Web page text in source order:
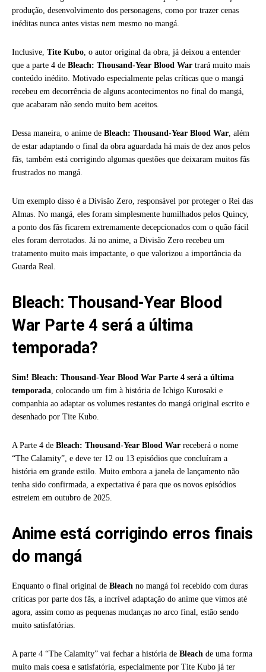
produção, desenvolvimento dos personagens, como por trazer cenas
inéditas nunca antes vistas nem mesmo no mangá.
Inclusive, Tite Kubo, o autor original da obra, já deixou a entender
que a parte 4 de Bleach: Thousand-Year Blood War trará muito mais
conteúdo inédito. Motivado especialmente pelas críticas que o mangá
recebeu em decorrência de alguns acontecimentos no final do mangá,
que acabaram não sendo muito bem aceitos.
Dessa maneira, o anime de Bleach: Thousand-Year Blood War, além
de estar adaptando o final da obra aguardada há mais de dez anos pelos
fãs, também está corrigindo algumas questões que deixaram muitos fãs
frustrados no mangá.
Um exemplo disso é a Divisão Zero, responsável por proteger o Rei das
Almas. No mangá, eles foram simplesmente humilhados pelos Quincy,
a ponto dos fãs ficarem extremamente decepcionados com o quão fácil
eles foram derrotados. Já no anime, a Divisão Zero recebeu um
tratamento muito mais impactante, o que valorizou a importância da
Guarda Real.
Bleach: Thousand-Year Blood
War Parte 4 será a última
temporada?
Sim! Bleach: Thousand-Year Blood War Parte 4 será a última
temporada, colocando um fim à história de Ichigo Kurosaki e
companhia ao adaptar os volumes restantes do mangá original escrito e
desenhado por Tite Kubo.
A Parte 4 de Bleach: Thousand-Year Blood War receberá o nome
“The Calamity”, e deve ter 12 ou 13 episódios que concluíram a
história em grande estilo. Muito embora a janela de lançamento não
tenha sido confirmada, a expectativa é para que os novos episódios
estreiem em outubro de 2025.
Anime está corrigindo erros finais
do mangá
Enquanto o final original de Bleach no mangá foi recebido com duras
críticas por parte dos fãs, a incrível adaptação do anime que vimos até
agora, assim como as pequenas mudanças no arco final, estão sendo
muito satisfatórias.
A parte 4 “The Calamity” vai fechar a história de Bleach de uma forma
muito mais coesa e satisfatória, especialmente por Tite Kubo já ter